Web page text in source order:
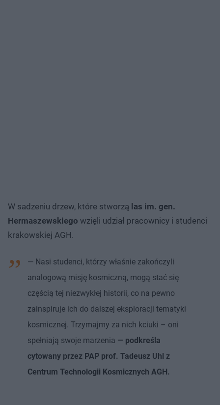
W sadzeniu drzew, które stworzą las im. gen.
Hermaszewskiego wzięli udział pracownicy i studenci
krakowskiej AGH.
— Nasi studenci, którzy właśnie zakończyli
analogową misję kosmiczną, mogą stać się
częścią tej niezwykłej historii, co na pewno
zainspiruje ich do dalszej eksploracji tematyki
kosmicznej. Trzymajmy za nich kciuki – oni
spełniają swoje marzenia — podkreśla
cytowany przez PAP prof. Tadeusz Uhl z
Centrum Technologii Kosmicznych AGH.